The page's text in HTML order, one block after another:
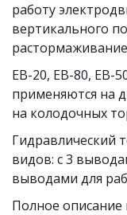
работу
вертикального
EB-20, EB-80,
применяются на
на колодочных
Гидравлический
видов: с 3
выводами для
Полное